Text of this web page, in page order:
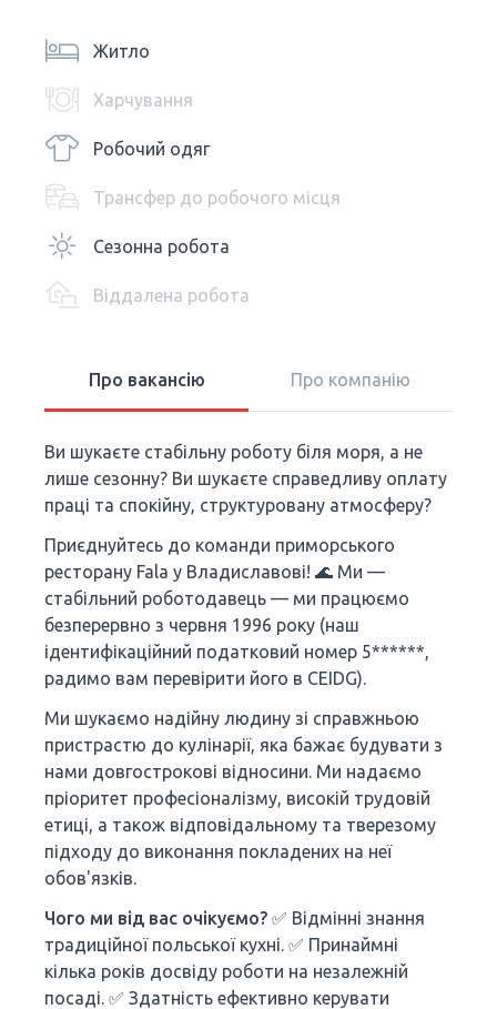
Житло
Харчування
Робочий одяг
Трансфер до робочого місця
Сезонна робота
Віддалена робота
Про вакансію Про компанію
Ви шукаєте стабільну роботу біля моря, а не
лише сезонну? Ви шукаєте справедливу оплату
праці та спокійну, структуровану атмосферу?
Приєднуйтесь до команди приморського
ресторану Fala у Владиславові! 🌊 Ми —
стабільний роботодавець — ми працюємо
безперервно з червня 1996 року (наш
ідентифікаційний податковий номер 5******,
радимо вам перевірити його в CEIDG).
Ми шукаємо надійну людину зі справжньою
пристрастю до кулінарії, яка бажає будувати з
нами довгострокові відносини. Ми надаємо
пріоритет професіоналізму, високій трудовій
етиці, а також відповідальному та тверезому
підходу до виконання покладених на неї
обов'язків.
Чого ми від вас очікуємо? ✅ Відмінні знання
традиційної польської кухні. ✅ Принаймні
кілька років досвіду роботи на незалежній
посаді. ✅ Здатність ефективно керувати